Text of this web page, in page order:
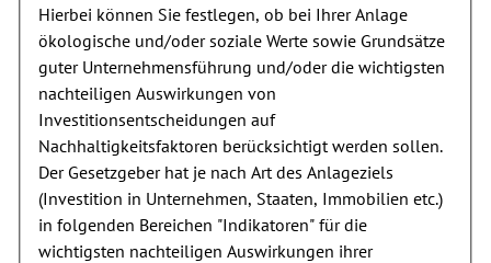
Hierbei können Sie festlegen, ob bei Ihrer Anlage
ökologische und/oder soziale Werte sowie Grundsätze
guter Unternehmensführung und/oder die wichtigsten
nachteiligen Auswirkungen von
Investitionsentscheidungen auf
Nachhaltigkeitsfaktoren berücksichtigt werden sollen.
Der Gesetzgeber hat je nach Art des Anlageziels
(Investition in Unternehmen, Staaten, Immobilien etc.)
in folgenden Bereichen "Indikatoren" für die
wichtigsten nachteiligen Auswirkungen ihrer